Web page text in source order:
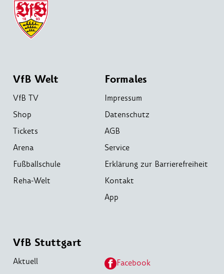
VfB Welt
VfB TV
Shop
Tickets
Arena
Fußballschule
Reha-Welt
Formales
Impressum
Datenschutz
AGB
Service
Erklärung zur Barrierefreiheit
Kontakt
App
VfB Stuttgart
Aktuell
Facebook